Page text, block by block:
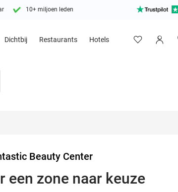
10+ miljoen leden
Dichtbij Restaurants Hotels
Beauty Center
een zone naar keuze